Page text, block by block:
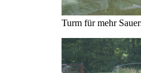
Turm für mehr